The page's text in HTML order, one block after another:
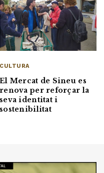
CULTURA
El Mercat de Sineu es
renova per reforçar la
seva identitat i
sostenibilitat